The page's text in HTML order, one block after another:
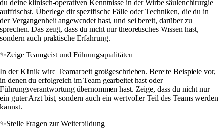
du deine klinisch-operativen Kenntnisse in der Wirbelsäulenchirurgie
auffrischst. Überlege dir spezifische Fälle oder Techniken, die du in
der Vergangenheit angewendet hast, und sei bereit, darüber zu
sprechen. Das zeigt, dass du nicht nur theoretisches Wissen hast,
sondern auch praktische Erfahrung.
✨Zeige Teamgeist und Führungsqualitäten
In der Klinik wird Teamarbeit großgeschrieben. Bereite Beispiele vor,
in denen du erfolgreich im Team gearbeitet hast oder
Führungsverantwortung übernommen hast. Zeige, dass du nicht nur
ein guter Arzt bist, sondern auch ein wertvoller Teil des Teams werden
kannst.
✨Stelle Fragen zur Weiterbildung